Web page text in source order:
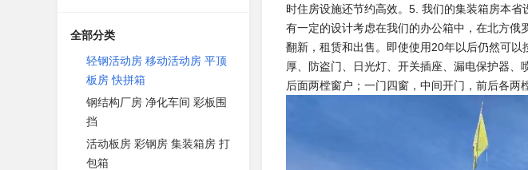
全部分类
轻钢活动房 移动活动房 平顶
板房 快拼箱
钢结构厂房 净化车间 彩板围
挡
活动板房 彩钢房 集装箱房 打
包箱
时住房设施还节约高效。5. 我们的集装箱房本
有一定的设计考虑在我们的办公箱中，在北方
翻新，租赁和出售。即使使用20年以后仍然可
厚、防盗门、日光灯、开关插座、漏电保护器、
后面两樘窗户；一门四窗，中间开门，前后各两